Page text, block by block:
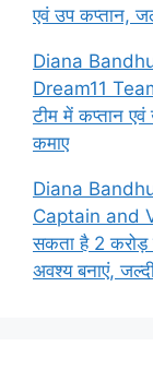
एवं उप कप्तान,
Diana
Dream11
टीम में कप्तान
कमाए
Diana
Captain and
सकता है 2 करोड़
अवश्य बनाएं,